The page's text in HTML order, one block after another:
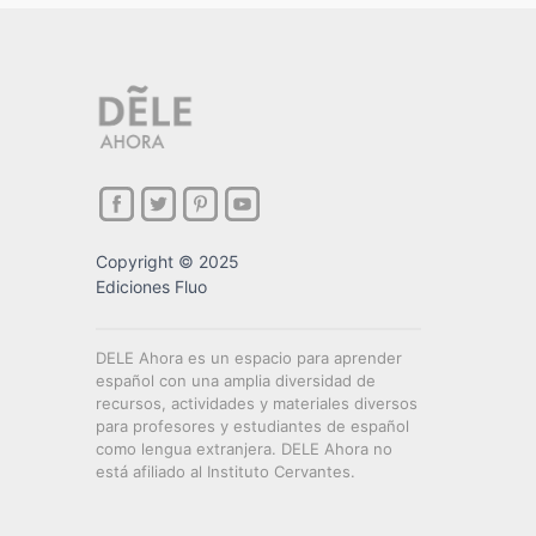
Copyright © 2025
Ediciones Fluo
DELE Ahora es un espacio para aprender
español con una amplia diversidad de
recursos, actividades y materiales diversos
para profesores y estudiantes de español
como lengua extranjera. DELE Ahora no
está afiliado al Instituto Cervantes.